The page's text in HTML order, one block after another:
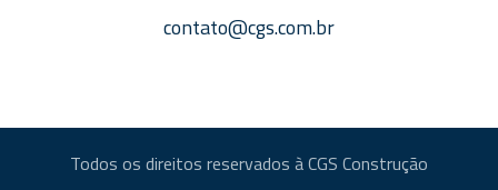
contato@cgs.com.br
Todos os direitos reservados à CGS Construção